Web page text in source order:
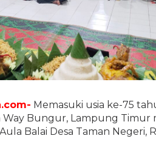
Memasuki usia ke-75
Way Bungur, Lampung Timur
Balai Desa Taman Negeri,